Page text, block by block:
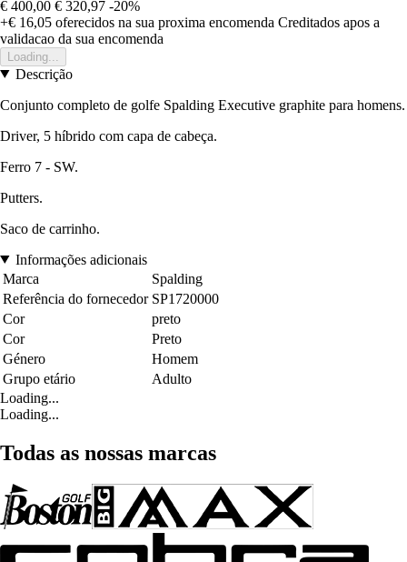
€ 400,00 € 320,97 -20%
+€ 16,05 oferecidos na sua proxima encomenda Creditados apos a
validacao da sua encomenda
Loading...
Descrição
Conjunto completo de golfe Spalding Executive graphite para homens.
Driver, 5 híbrido com capa de cabeça.
Ferro 7 - SW.
Putters.
Saco de carrinho.
Informações adicionais
Marca
Spalding
Referência do fornecedor SP1720000
Cor
preto
Cor
Preto
Género
Homem
Grupo etário
Adulto
Loading...
Loading...
Todas as nossas marcas